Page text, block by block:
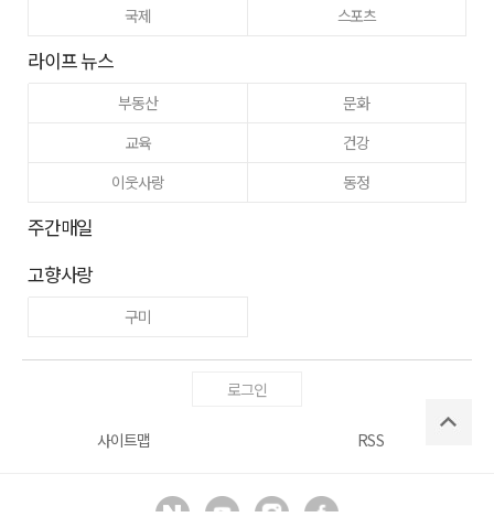
국제
스포츠
라이프 뉴스
부동산
문화
교육
건강
이웃사랑
동정
주간매일
고향사랑
구미
로그인
사이트맵 RSS